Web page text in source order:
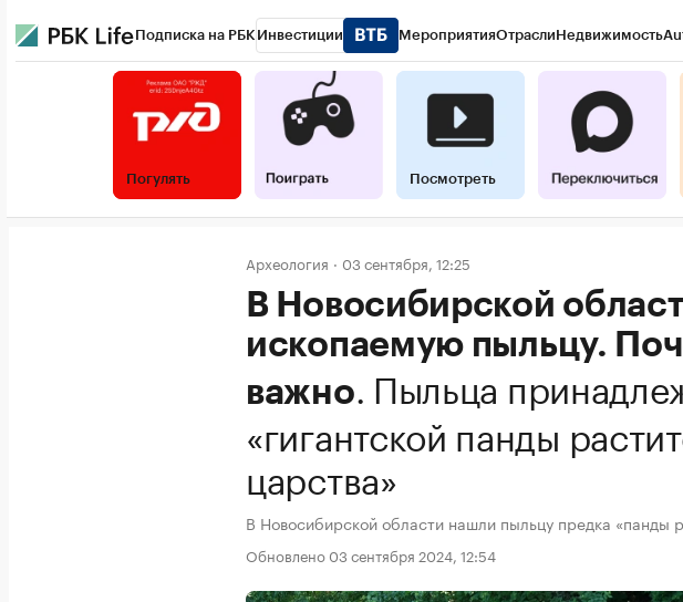
Подписка на РБК Инвестиции МероприятияОтраслиНедвижимость
Погулять Посмотреть
Археология 03 сентября, 12:25
В Новосибирской
ископаемую пыльцу.
важно. Пыльца
«гигантской панды
царства»
В Новосибирской области нашли пыльцу предка «панды
Обновлено 03 сентября 2024, 12:54